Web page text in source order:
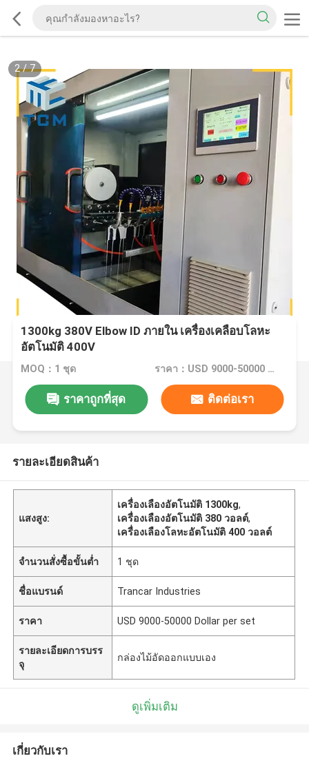
2/7
1300kg 380V Elbow ID ภายใน เครื่องเคลือบโลหะ
อัตโนมัติ 400V
MOQ：1 ชุด ราคา：USD 9000-50000 Dollar per set
ราคาถูกที่สุด ติดต่อเรา
รายละเอียดสินค้า
แสงสูง:
เครื่องเลืองอัตโนมัติ 1300kg,
เครื่องเลืองอัตโนมัติ 380 วอลต์,
เครื่องเลืองโลหะอัตโนมัติ 400 วอลต์
จำนวนสั่งซื้อขั้นต่ำ 1 ชุด
ชื่อแบรนด์ Trancar Industries
ราคา USD 9000-50000 Dollar per set
รายละเอียดการบรร
จุ
กล่องไม้อัดออกแบบเอง
ดูเพิ่มเติม
เกี่ยวกับเรา